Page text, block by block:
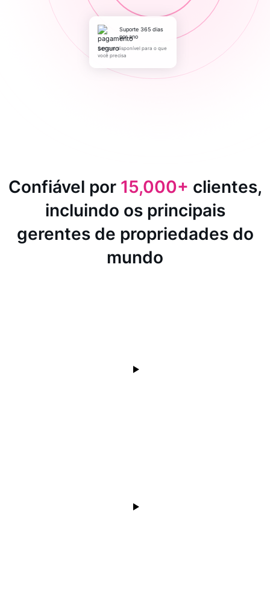
Suporte 365 dias
por ano
Sempre disponível para o que
você precisa
Confiável por 15,000+ clientes,
incluindo os principais
gerentes de propriedades do
mundo